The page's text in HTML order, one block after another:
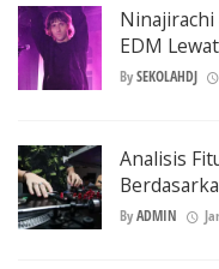
Ninajirachi
EDM
BySEKOLAHDJ
Analisis
ByADMIN